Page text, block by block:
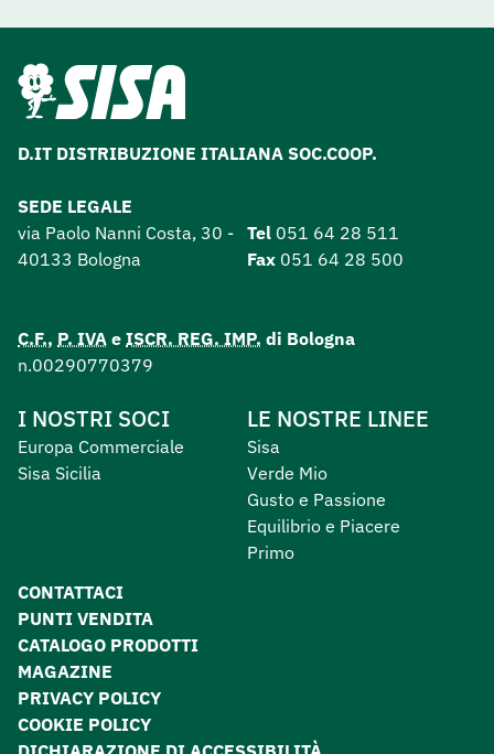
D.IT DISTRIBUZIONE ITALIANA SOC.COOP.
SEDE LEGALE
via Paolo Nanni Costa, 30 -
40133 Bologna
Tel 051 64 28 511
Fax 051 64 28 500
C.F., P. IVA e ISCR. REG. IMP. di Bologna
n.00290770379
I NOSTRI SOCI
Europa Commerciale
Sisa Sicilia
LE NOSTRE LINEE
Sisa
Verde Mio
Gusto e Passione
Equilibrio e Piacere
Primo
CONTATTACI
PUNTI VENDITA
CATALOGO PRODOTTI
MAGAZINE
PRIVACY POLICY
COOKIE POLICY